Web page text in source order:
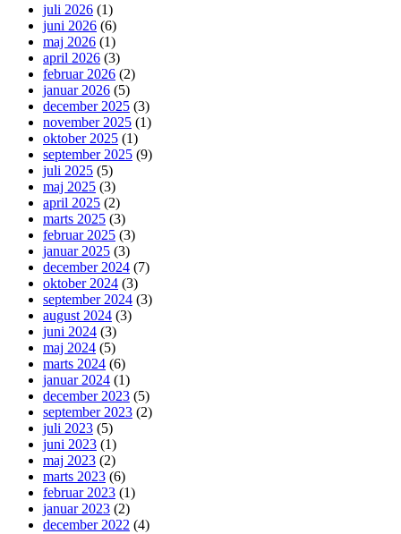
juli 2026 (1)
juni 2026 (6)
maj 2026 (1)
april 2026 (3)
februar 2026 (2)
januar 2026 (5)
december 2025 (3)
november 2025 (1)
oktober 2025 (1)
september 2025 (9)
juli 2025 (5)
maj 2025 (3)
april 2025 (2)
marts 2025 (3)
februar 2025 (3)
januar 2025 (3)
december 2024 (7)
oktober 2024 (3)
september 2024 (3)
august 2024 (3)
juni 2024 (3)
maj 2024 (5)
marts 2024 (6)
januar 2024 (1)
december 2023 (5)
september 2023 (2)
juli 2023 (5)
juni 2023 (1)
maj 2023 (2)
marts 2023 (6)
februar 2023 (1)
januar 2023 (2)
december 2022 (4)